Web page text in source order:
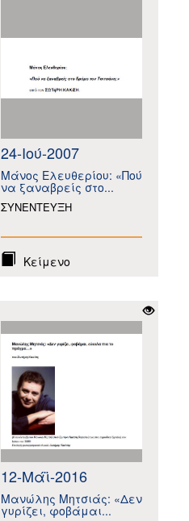
24-Ιού-2007
Μάνος Ελευθερίου: «Πού
να ξαναβρείς στο...
ΣΥΝΕΝΤΕΥΞΗ
Κείμενο
12-Μάϊ-2016
Μανώλης Μητσιάς: «Δεν
γυρίζει, φοβάμαι...